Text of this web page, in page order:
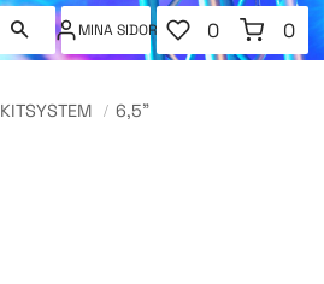
MINA SIDOR
FAVORITER
ANTAL
0
KUNDVAGN
0
KITSYSTEM 6,5"